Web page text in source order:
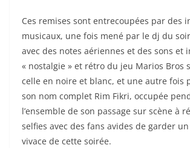
Ces remises sont entrecoupées par des
musicaux, une fois mené par le dj du
avec des notes aériennes et des sons et
« nostalgie » et rétro du jeu Marios Bros
celle en noire et blanc, et une autre fois
son nom complet Rim Fikri, occupée
l’ensemble de son passage sur scène à
selfies avec des fans avides de garder
vivace de cette soirée.